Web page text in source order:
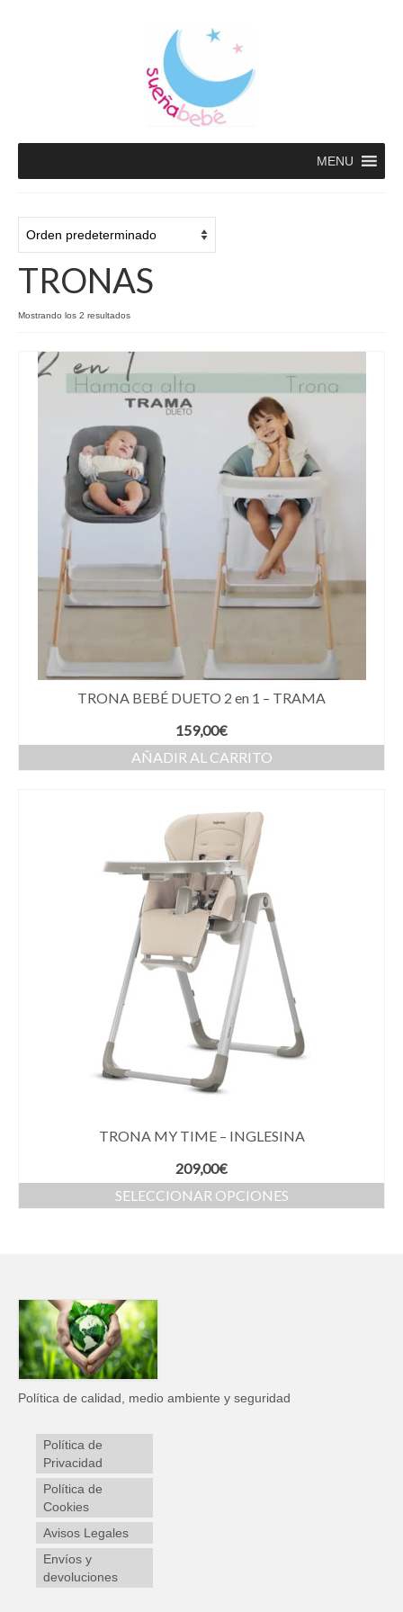
MENU
TRONAS
Mostrando los 2 resultados
TRONA BEBÉ DUETO 2 en 1 – TRAMA
159,00€
AÑADIR AL CARRITO
TRONA MY TIME – INGLESINA
209,00€
SELECCIONAR OPCIONES
Política de calidad, medio ambiente y seguridad
Política de
Privacidad
Política de
Cookies
Avisos Legales
Envíos y
devoluciones